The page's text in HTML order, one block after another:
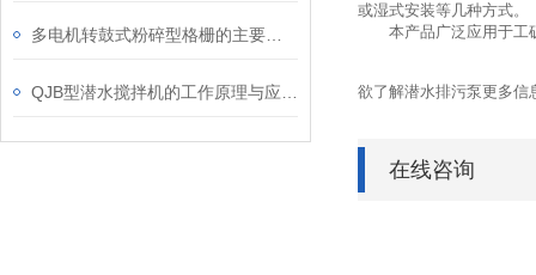
或湿式安装等几种方式。
本产品广泛应用于工矿
欲了解潜水排污泵更多信
在线咨询